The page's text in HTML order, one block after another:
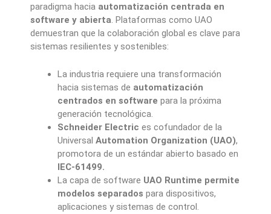
paradigma hacia automatización centrada en
software y abierta. Plataformas como UAO
demuestran que la colaboración global es clave para
sistemas resilientes y sostenibles:
La industria requiere una transformación
hacia sistemas de automatización
centrados en software para la próxima
generación tecnológica.
Schneider Electric es cofundador de la
Universal Automation Organization (UAO),
promotora de un estándar abierto basado en
IEC-61499.
La capa de software UAO Runtime permite
modelos separados para dispositivos,
aplicaciones y sistemas de control.